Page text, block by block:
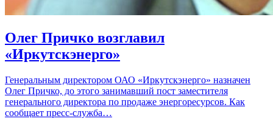
Олег Причко возглавил
«Иркутскэнерго»
Генеральным директором ОАО «Иркутскэнерго» назначен
Олег Причко, до этого занимавший пост заместителя
генерального директора по продаже энергоресурсов. Как
сообщает пресс-служба…